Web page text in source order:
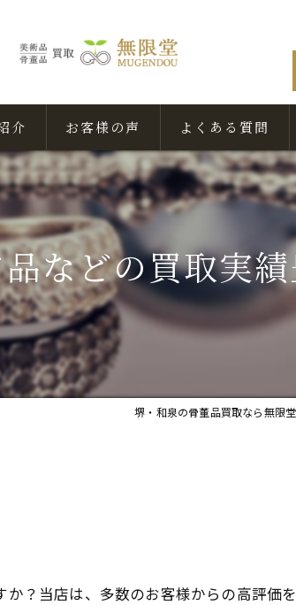
介 お客様の声 よくある質問
などの買取実
堺・和泉の骨董品買取なら無限堂
？当店は、多数のお客様からの高評価